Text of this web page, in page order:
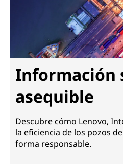
Información
asequible
Descubre cómo Lenovo,
la eficiencia de los pozos
forma responsable.